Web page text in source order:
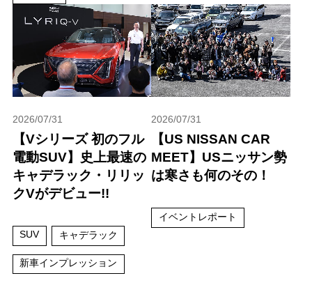
2026/07/31
【Vシリーズ 初のフル
電動SUV】史上最速の
キャデラック・リリッ
クVがデビュー!!
SUV キャデラック
新車インプレッション
2026/07/31
【US NISSAN CAR
MEET】USニッサン勢
は寒さも何のその！
イベントレポート